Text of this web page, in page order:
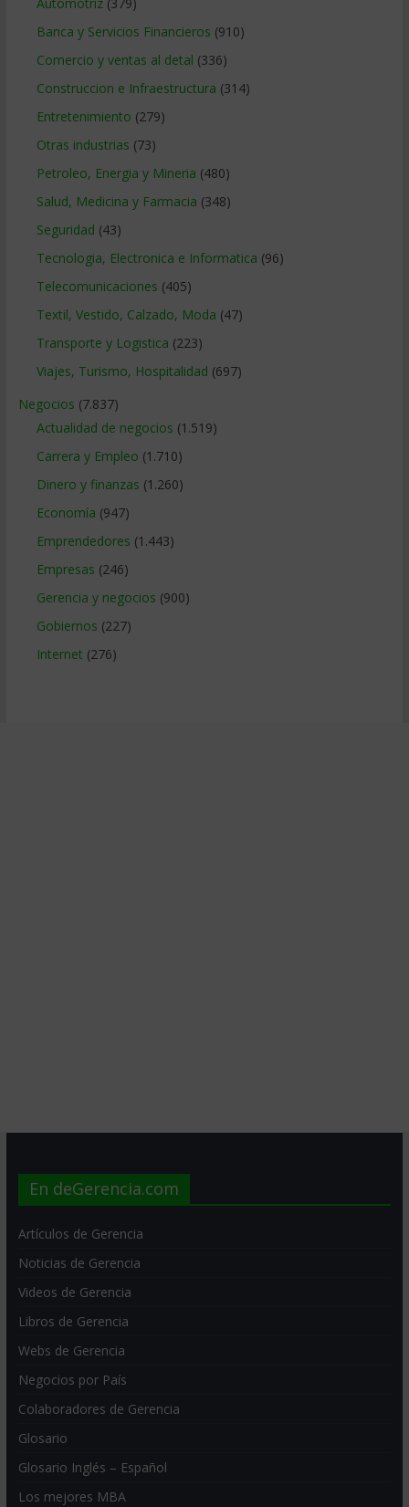
Banca y Servicios Financieros (910)
Comercio y ventas al detal (336)
Construccion e Infraestructura (314)
Entretenimiento (279)
Otras industrias (73)
Petroleo, Energia y Mineria (480)
Salud, Medicina y Farmacia (348)
Seguridad (43)
Tecnologia, Electronica e Informatica (96)
Telecomunicaciones (405)
Textil, Vestido, Calzado, Moda (47)
Transporte y Logistica (223)
Viajes, Turismo, Hospitalidad (697)
Negocios (7.837)
Actualidad de negocios (1.519)
Carrera y Empleo (1.710)
Dinero y finanzas (1.260)
Economía (947)
Emprendedores (1.443)
Empresas (246)
Gerencia y negocios (900)
Gobiernos (227)
Internet (276)
En deGerencia.com
Artículos de Gerencia
Noticias de Gerencia
Videos de Gerencia
Libros de Gerencia
Webs de Gerencia
Negocios por País
Colaboradores de Gerencia
Glosario
Glosario Inglés – Español
Los mejores MBA